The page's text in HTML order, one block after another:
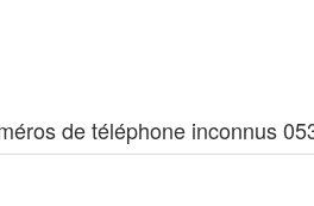
de téléphone inconnus